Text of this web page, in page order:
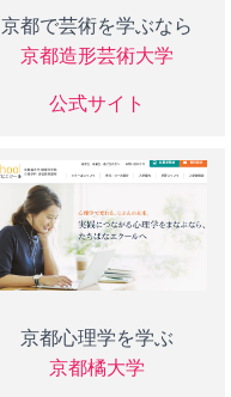
京都で芸術を学ぶなら
京都造形芸術大学
公式サイト
京都心理学を学ぶ
京都橘大学